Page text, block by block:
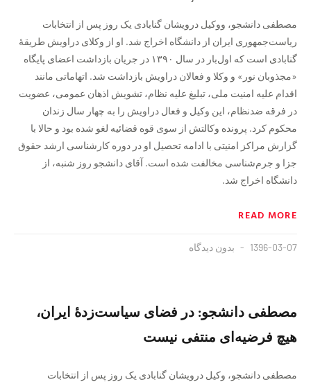
مصطفی دانشجو، ووکیل درویشان گنابادی یک روز پس از انتخابات
ریاست‌جمهوری ایران از دانشگاه اخراج شد. او از وکلای دراویش طریقهٔ
گنابادی است که اول‌بار در سال ۱۳۹۰ در جریان بازداشت اعضای پایگاه
«مجذوبان نور» و وکلا و فعالان دراویش بازداشت شد. اتهاماتی مانند
اقدام علیه امنیت ملی، تبلیغ علیه نظام، تشویش اذهان عمومی، عضویت
در فرقه ضدنظام، این وکیل و فعال دراویش را به چهار سال زندان
محکوم کرد. پرونده وکالتش از سوی قوه قضائیه لغو شده بود و حالا با
گزارش مراکز امنیتی با ادامه تحصیل او در دوره کارشناسی ارشد حقوق
جزا و جرم‌شناسی مخالفت شده است. آقای دانشجو روز شنبه، از
دانشگاه اخراج شد.
READ MORE
1396-03-07 بدون دیدگاه
مصطفی دانشجو: در فضای سیاست‌زدهٔ ایران،
هیچ فرضیه‌ای منتفی نیست
مصطفی دانشجو، وکیل درویشان گنابادی یک روز پس از انتخابات